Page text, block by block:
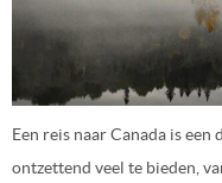
Een reis naar Canada is
ontzettend veel te bieden,